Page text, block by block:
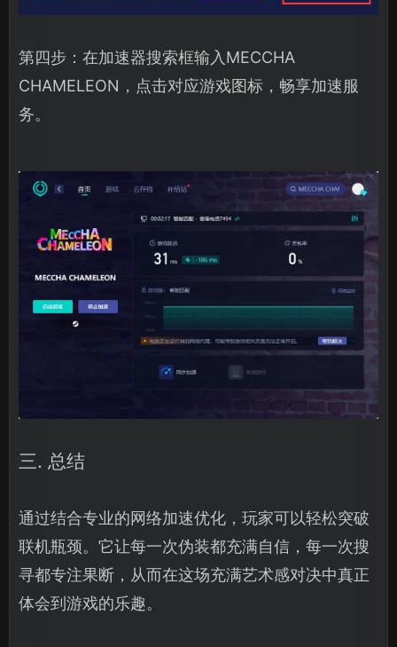
第四步：在加速器搜索框输入MECCHA
CHAMELEON，点击对应游戏图标，畅享加速服
务。
三. 总结
通过结合专业的网络加速优化，玩家可以轻松突破
联机瓶颈。它让每一次伪装都充满自信，每一次搜
寻都专注果断，从而在这场充满艺术感对决中真正
体会到游戏的乐趣。